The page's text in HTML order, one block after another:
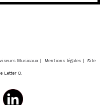
Musicaux | Mentions légales| Site
Letter O.